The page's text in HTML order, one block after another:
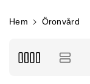
d
Hem Öronvård